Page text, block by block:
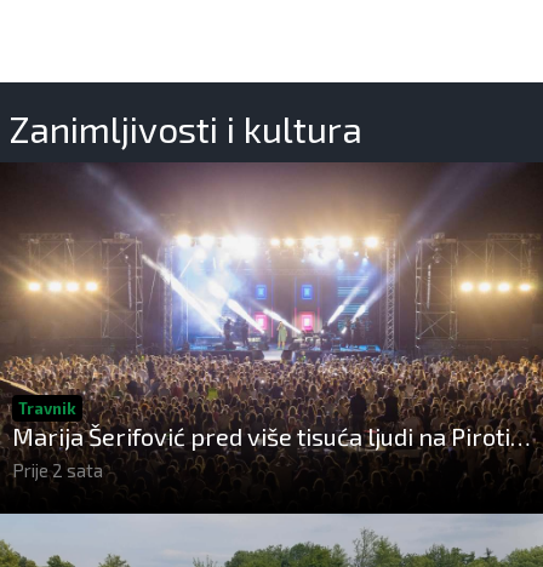
Zanimljivosti i kultura
Travnik
Marija Šerifović pred više tisuća ljudi na Piroti
zatvorila 'Dane dijaspore 2026'
Prije 2 sata